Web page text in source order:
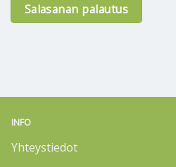
Salasanan palautus
INFO
Yhteystiedot